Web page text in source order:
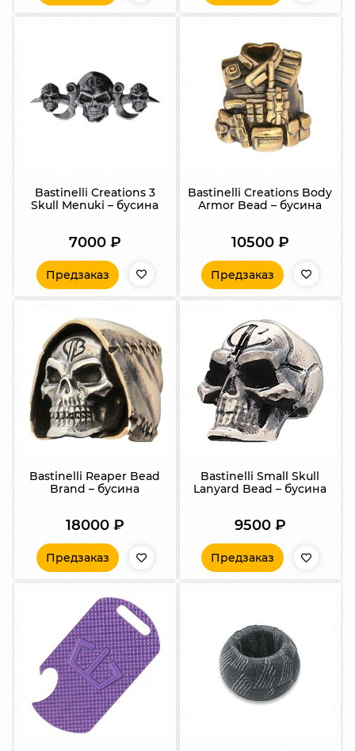
Bastinelli Creations 3
Skull Menuki – бусина
7000 ₽
Предзаказ
Bastinelli Creations Body
Armor Bead – бусина
10500 ₽
Предзаказ
Bastinelli Reaper Bead
Brand – бусина
18000 ₽
Предзаказ
Bastinelli Small Skull
Lanyard Bead – бусина
9500 ₽
Предзаказ